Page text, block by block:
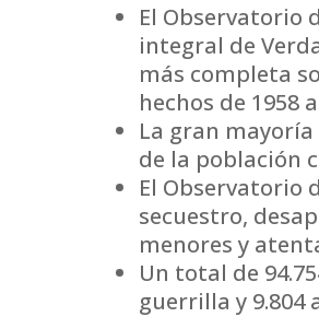
El Observatorio
integral de
más completa
hechos de 1958
La gran
de la población
El Observatorio
secuestro,
menores y
Un total de
guerrilla y 9.804